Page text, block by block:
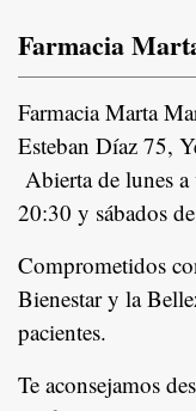
Farmacia
Farmacia Marta
Esteban Díaz 75,
Abierta de lunes
20:30 y sábados
Comprometidos
Bienestar y la
pacientes.
Te aconsejamos